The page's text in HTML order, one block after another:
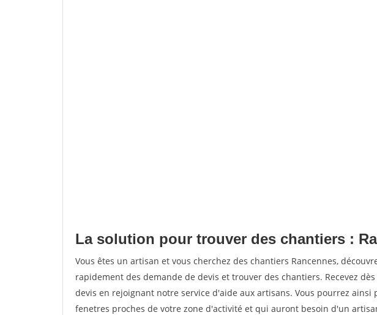
La solution pour trouver des chantiers :
Vous êtes un artisan et vous cherchez des chantiers Rancennes,
rapidement des demande de devis et trouver des chantiers. Recevez
devis en rejoignant notre service d'aide aux artisans. Vous pourrez ainsi
fenetres proches de votre zone d'activité et qui auront besoin d'un